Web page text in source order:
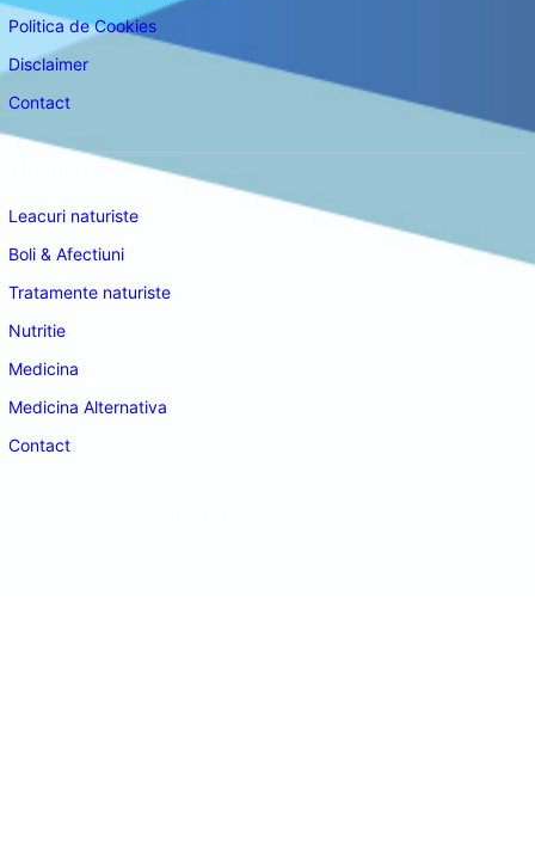
Politica de Cookies
Disclaimer
Contact
Leacuri naturiste
Boli & Afectiuni
Tratamente naturiste
Nutritie
Medicina
Medicina Alternativa
Contact